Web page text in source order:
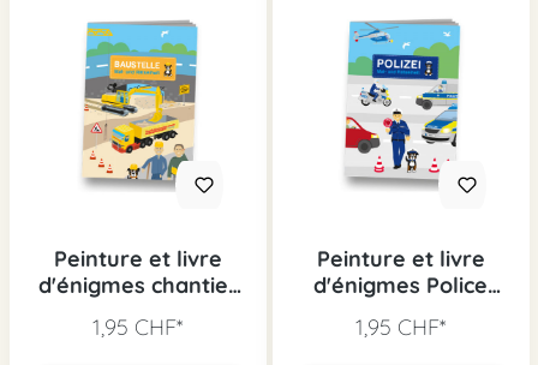
Peinture et livre
d'énigmes chantier
1,95 CHF*
Peinture et livre
d'énigmes Police
1,95 CHF*